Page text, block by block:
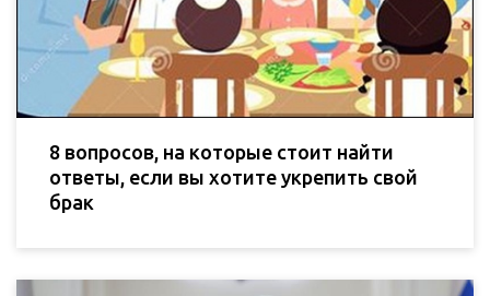
8 вопросов, на которые стоит найти
ответы, если вы хотите укрепить свой
брак